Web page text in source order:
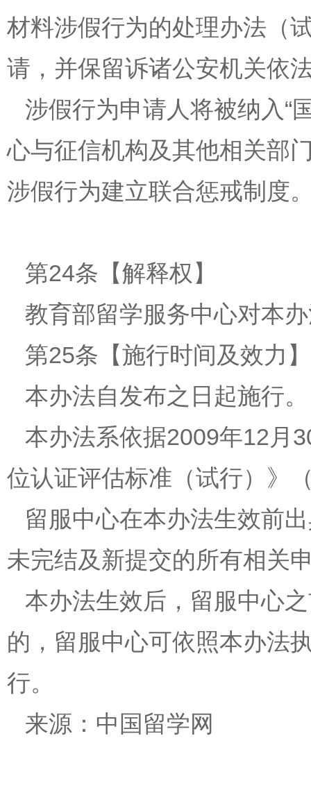
材料涉假行为的处理办法（
请，并保留诉诸公安机关依
涉假行为申请人将被纳入“
心与征信机构及其他相关部
涉假行为建立联合惩戒制度
第24条【解释权】
教育部留学服务中心对本
第25条【施行时间及效力】
本办法自发布之日起施行。
本办法系依据2009年12月
位认证评估标准（试行）》
留服中心在本办法生效前
未完结及新提交的所有相关
本办法生效后，留服中心
的，留服中心可依照本办法
行。
来源：中国留学网